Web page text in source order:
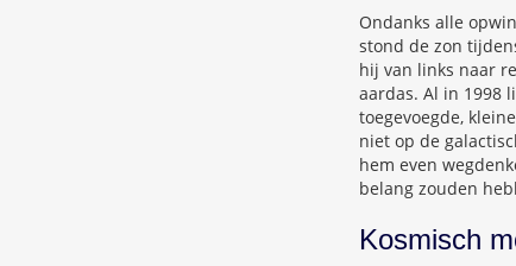
Ondanks alle
stond de zon
hij van links naar
aardas. Al in 1998
toegevoegde,
niet op de
hem even
belang zouden
Kosmisch